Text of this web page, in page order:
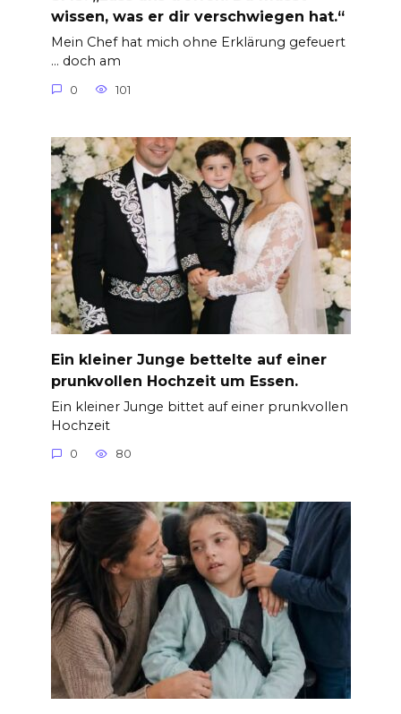
wissen, was er dir verschwiegen hat.“
Mein Chef hat mich ohne Erklärung gefeuert
… doch am
0 101
Ein kleiner Junge bettelte auf einer
prunkvollen Hochzeit um Essen.
Ein kleiner Junge bittet auf einer prunkvollen
Hochzeit
0 80